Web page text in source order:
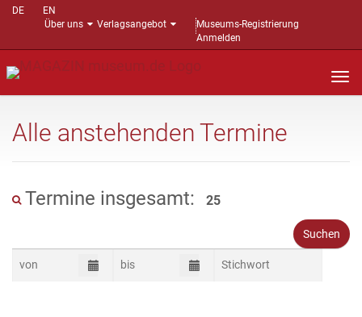
DE
EN
Über uns
Verlagsangebot
Museums-Registrierung
Anmelden
Alle anstehenden Termine
Termine insgesamt: 25